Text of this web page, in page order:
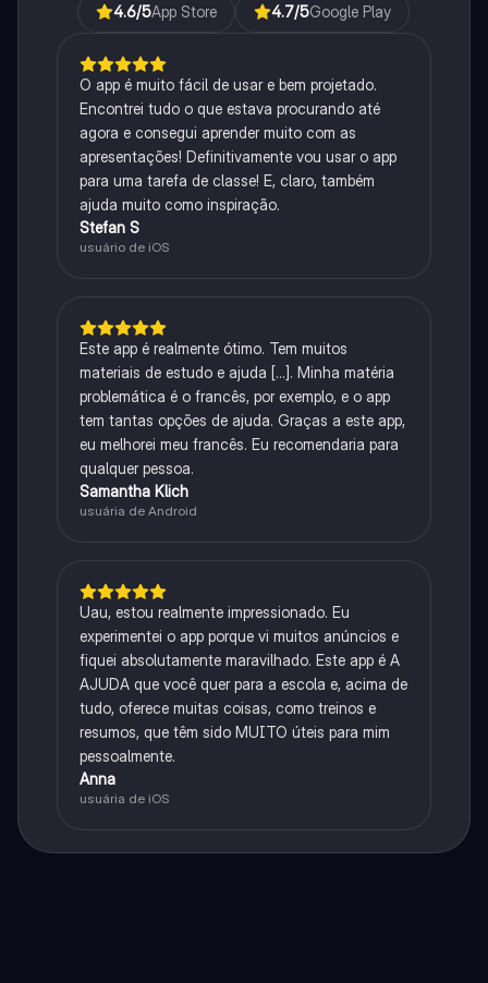
4.6/5App Store 4.7/5Google Play
O app é muito fácil de usar e bem projetado.
Encontrei tudo o que estava procurando até
agora e consegui aprender muito com as
apresentações! Definitivamente vou usar o app
para uma tarefa de classe! E, claro, também
ajuda muito como inspiração.
Stefan S
usuário de iOS
Este app é realmente ótimo. Tem muitos
materiais de estudo e ajuda [...]. Minha matéria
problemática é o francês, por exemplo, e o app
tem tantas opções de ajuda. Graças a este app,
eu melhorei meu francês. Eu recomendaria para
qualquer pessoa.
Samantha Klich
usuária de Android
Uau, estou realmente impressionado. Eu
experimentei o app porque vi muitos anúncios e
fiquei absolutamente maravilhado. Este app é A
AJUDA que você quer para a escola e, acima de
tudo, oferece muitas coisas, como treinos e
resumos, que têm sido MUITO úteis para mim
pessoalmente.
Anna
usuária de iOS